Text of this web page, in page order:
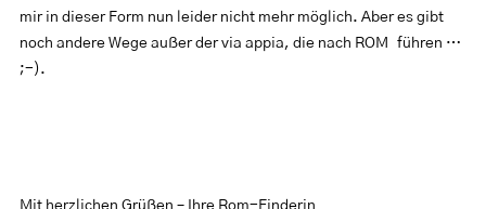
mir in dieser Form nun leider nicht mehr möglich. Aber es gibt
noch andere Wege außer der via appia, die nach ROM führen …
;-).
Mit herzlichen Grüßen – Ihre Rom-Finderin